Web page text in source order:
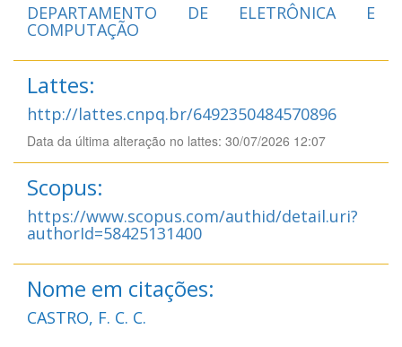
DEPARTAMENTO DE ELETRÔNICA E
COMPUTAÇÃO
Lattes:
http://lattes.cnpq.br/6492350484570896
Data da última alteração no lattes: 30/07/2026 12:07
Scopus:
https://www.scopus.com/authid/detail.uri?
authorId=58425131400
Nome em citações:
CASTRO, F. C. C.